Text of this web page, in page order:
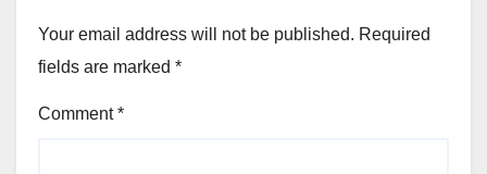
Your email address will not be published. Required
fields are marked *
Comment*